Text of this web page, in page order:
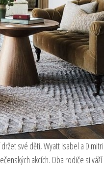
své děti, Wyatt Isabel a
akcích. Oba rodiče si